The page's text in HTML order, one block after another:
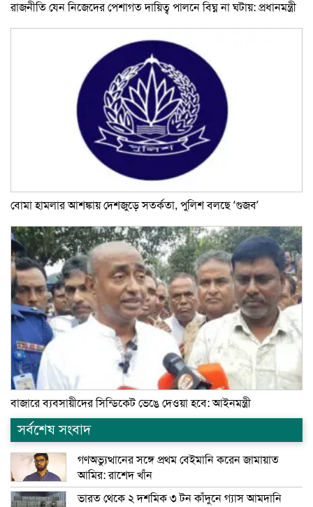
রাজনীতি যেন নিজেদের পেশাগত দায়িত্ব পালনে বিঘ্ন না ঘটায়: প্রধানমন্ত্রী
বোমা হামলার আশঙ্কায় দেশজুড়ে সতর্কতা, পুলিশ বলছে ‘গুজব’
বাজারে ব্যবসায়ীদের সিন্ডিকেট ভেঙে দেওয়া হবে: আইনমন্ত্রী
সর্বশেষ সংবাদ
গণঅভ্যুত্থানের সঙ্গে প্রথম বেইমানি করেন জামায়াত
আমির: রাশেদ খাঁন
ভারত থেকে ২ দশমিক ৩ টন কাঁদুনে গ্যাস আমদানি